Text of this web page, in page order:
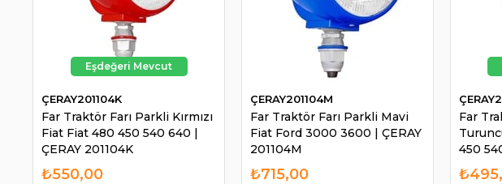
Far Traktör Farı Parkli Kırmızı
Fiat Fiat 480 450 540 640 |
ÇERAY 201104K
ÇERAY201104K
₺550,00
Far Traktör Farı Parkli Mavi
Fiat Ford 3000 3600 | ÇERAY
201104M
ÇERAY201104M
₺715,00
Far
450